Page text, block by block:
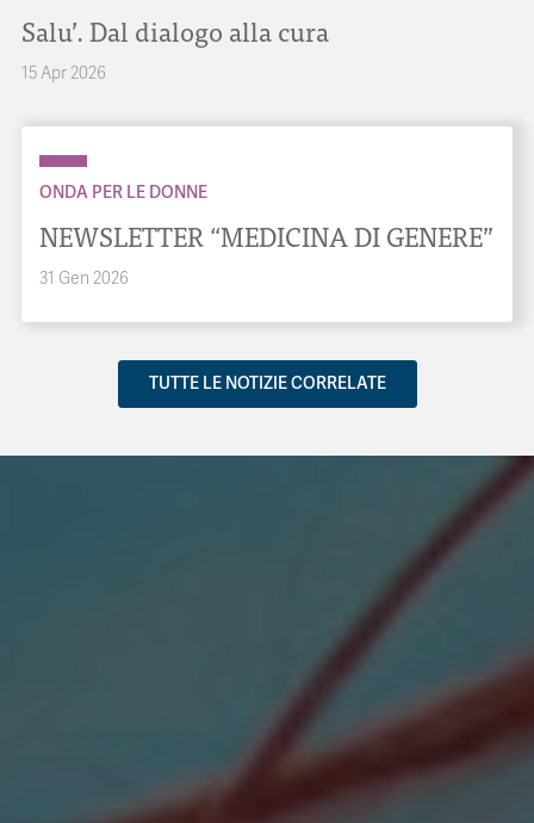
Salu’. Dal dialogo alla cura
15 Apr 2026
ONDA PER LE DONNE
NEWSLETTER “MEDICINA DI GENERE”
31 Gen 2026
TUTTE LE NOTIZIE CORRELATE